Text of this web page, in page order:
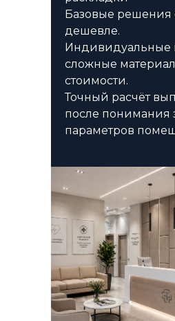
Базовые решения
дешевле.
Индивидуальные
сложные
стоимости.
Точный расчёт
после понимания
параметров